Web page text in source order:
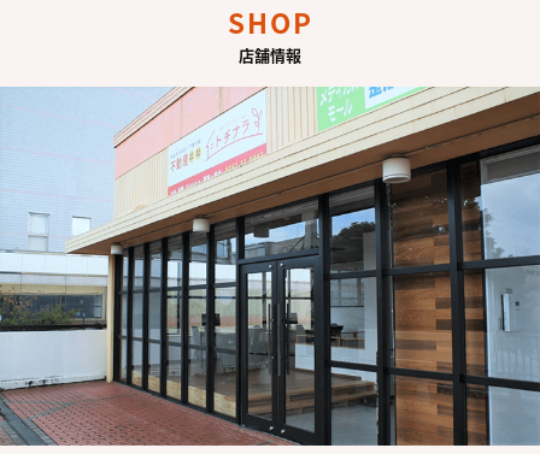
SHOP
店舗情報